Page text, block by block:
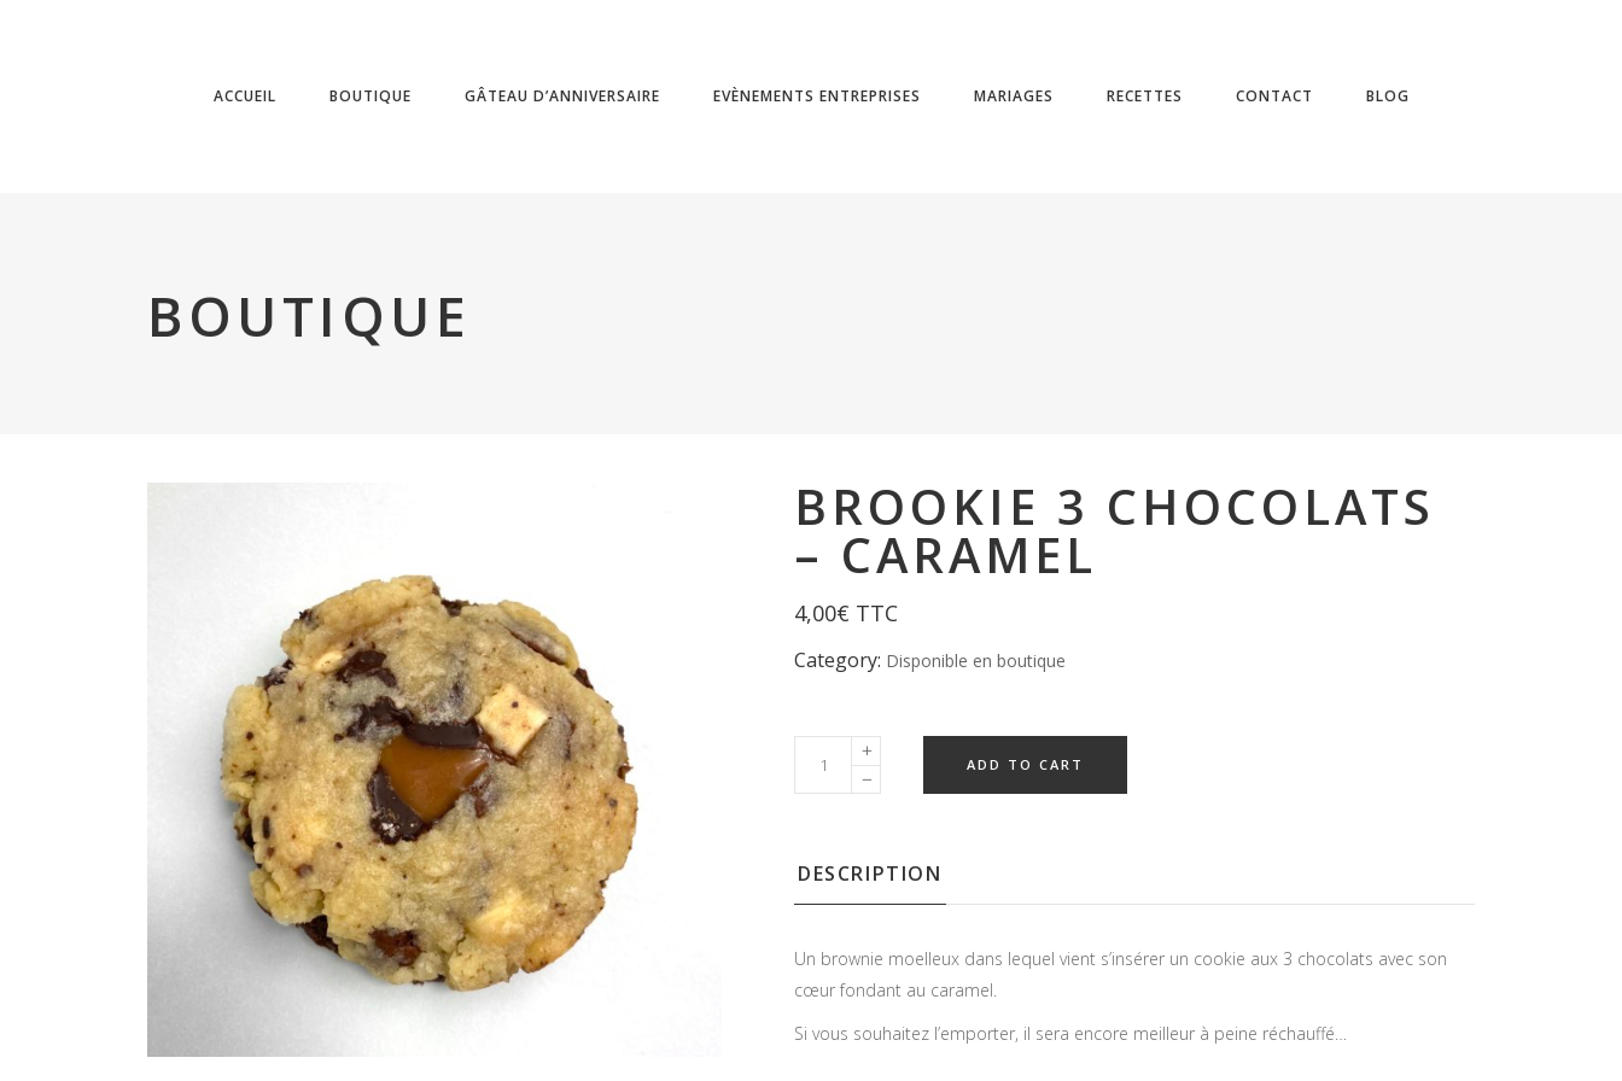
ACCUEIL BOUTIQUE GÂTEAU D’ANNIVERSAIRE EVÈNEMENTS ENTREPRISES MARIAGES RECETTES CONTACT BLOG
BOUTIQUE
BROOKIE 3 CHOCOLATS
– CARAMEL
4,00€ TTC
Category: Disponible en boutique
ADD TO CART
DESCRIPTION
Un brownie moelleux dans lequel vient s’insérer un cookie aux 3 chocolats avec son
cœur fondant au caramel.
Si vous souhaitez l’emporter, il sera encore meilleur à peine réchauffé…